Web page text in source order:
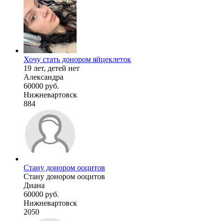
Хочу стать донором яйцеклеток
19 лет, детей нет
Александра
60000 руб.
Нижневартовск
884
Стану донором ооцитов
Стану донором ооцитов
Диана
60000 руб.
Нижневартовск
2050